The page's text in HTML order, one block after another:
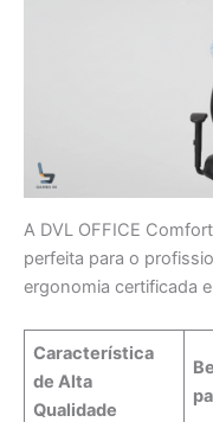
A DVL OFFICE
perfeita para o
ergonomia certificada
Característica
de Alta
Qualidade